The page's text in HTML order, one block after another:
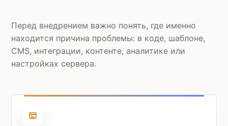
Перед внедрением важно понять, где именно
находится причина проблемы: в коде, шаблоне,
CMS, интеграции, контенте, аналитике или
настройках сервера.